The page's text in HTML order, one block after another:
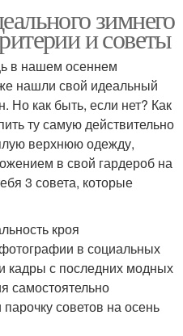
зимнего
и советы
в нашем осеннем
нашли свой идеальный
Но как быть, если нет? Как
ту самую действительно
верхнюю одежду,
в свой гардероб на
3 совета, которые
кроя
в социальных
с последних модных
самостоятельно
советов на осень